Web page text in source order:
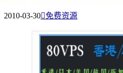
2010-03-30免费资源